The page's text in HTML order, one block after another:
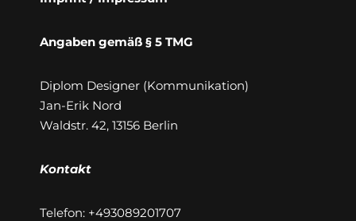
Angaben gemäß § 5 TMG
Diplom Designer (Kommunikation)
Jan-Erik Nord
Waldstr. 42, 13156 Berlin
Kontakt
Telefon: +493089201707